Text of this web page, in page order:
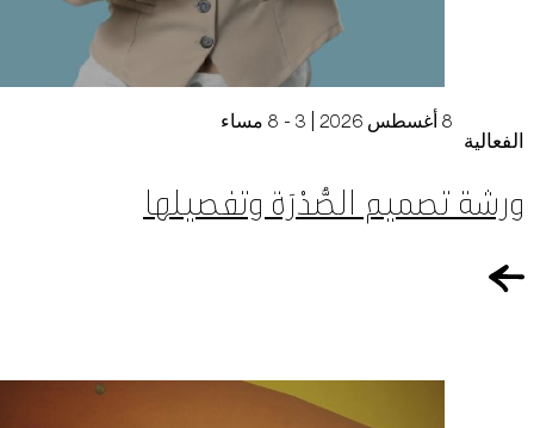
الفعالية
ورشة تصميم الصُّدْرَة وتفصيلها
8 أغسطس 2026 | 3 - 8 مساء